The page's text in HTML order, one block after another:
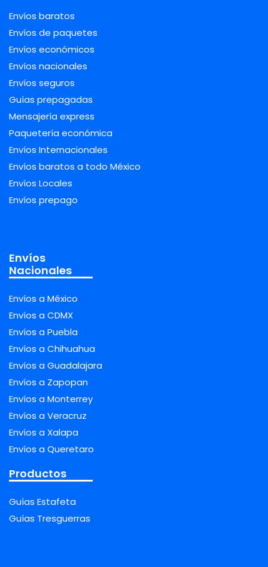
Envíos baratos
Envíos de paquetes
Envíos económicos
Envíos nacionales
Envíos seguros
Guías prepagadas
Mensajería express
Paquetería económica
Envíos Internacionales
Envíos baratos a todo México
Envíos Locales
Envíos prepago
Envíos
Nacionales
Envíos a México
Envíos a CDMX
Envíos a Puebla
Envíos a Chihuahua
Envíos a Guadalajara
Envíos a Zapopan
Envíos a Monterrey
Envíos a Veracruz
Envíos a Xalapa
Envíos a Queretaro
Productos
Guías Estafeta
Guías Tresguerras